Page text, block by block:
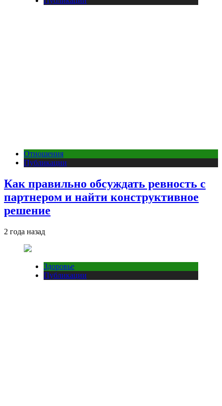
Отношения
Публикации
Как правильно обсуждать ревность с
партнером и найти конструктивное
решение
2 года назад
Здоровье
Публикации